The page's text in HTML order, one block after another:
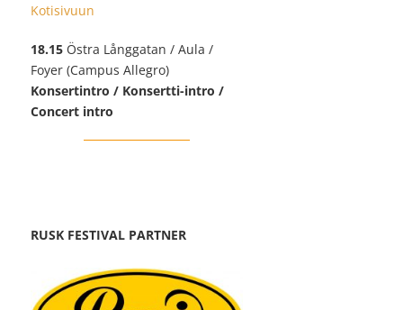
Kotisivuun
18.15 Östra Långgatan / Aula /
Foyer (Campus Allegro)
Konsertintro / Konsertti-intro /
Concert intro
RUSK FESTIVAL PARTNER